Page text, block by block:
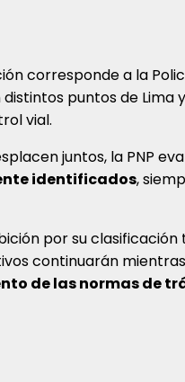
corresponde a la
distintos puntos de Lima
vial.
juntos, la PNP
identificados,
por su clasificación
continuarán
de las normas de